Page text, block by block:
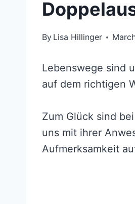
By Lisa Hillinger
Lebenswege sind
auf dem richtigen
Zum Glück sind
uns mit ihrer
Aufmerksamkeit